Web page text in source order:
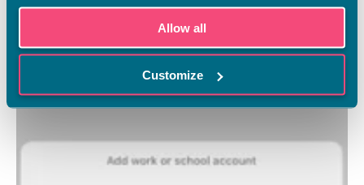
Allow all
Customize